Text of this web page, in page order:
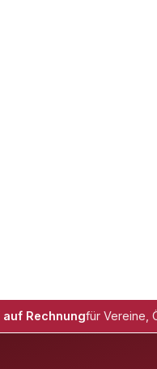
auf Rechnungfür Vereine,